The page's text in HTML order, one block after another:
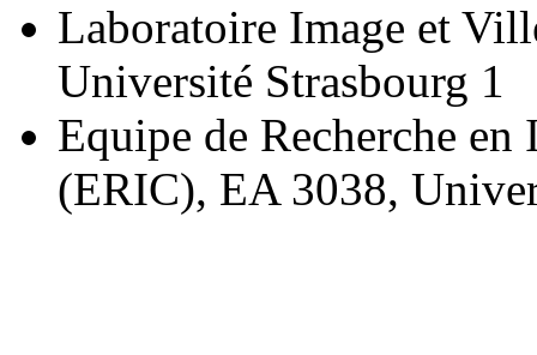
Laboratoire Image et
Université Strasbourg 1
Equipe de Recherche en
(ERIC), EA 3038,